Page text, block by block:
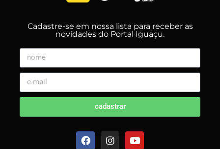
Cadastre-se em nossa lista para receber as
novidades do Portal Iguaçu.
cadastrar